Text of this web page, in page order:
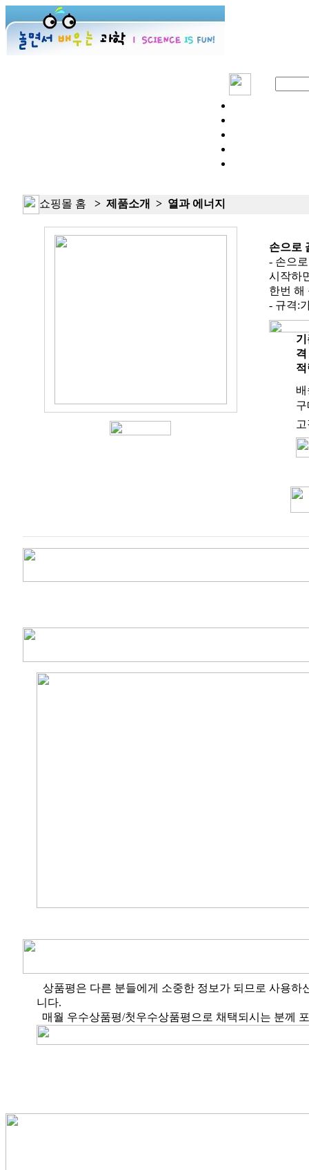
쇼핑몰 홈 > 제품소개 > 열과 에너지
손으로
- 손으
시작하
한번 해
- 규격:
격
상품평은 다른 분들에게 소중한 정보가 되므로 사용
니다.
매월 우수상품평/첫우수상품평으로 채택되시는 분께